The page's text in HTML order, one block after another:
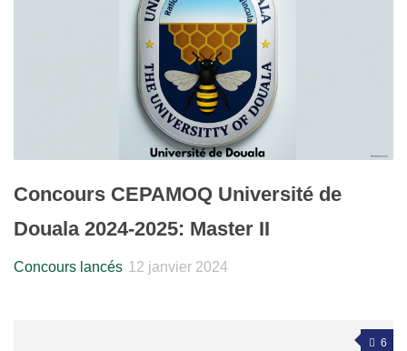
Concours CEPAMOQ Université de
Douala 2024-2025: Master II
Concours lancés 12 janvier 2024
6